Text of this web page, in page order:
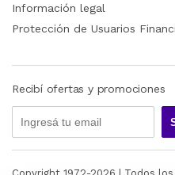
Información legal
Protección de Usuarios
Recibí ofertas y promociones